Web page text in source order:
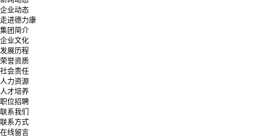
企业动态
走进德力康
集团简介
企业文化
发展历程
荣誉资质
社会责任
人力资源
人才培养
职位招聘
联系我们
联系方式
在线留言